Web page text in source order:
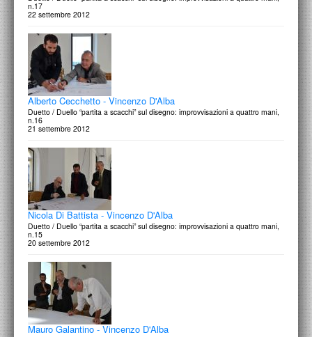
n.17
22 settembre 2012
Alberto Cecchetto - Vincenzo D'Alba
Duetto / Duello “partita a scacchi” sul disegno: improvvisazioni a quattro mani,
n.16
21 settembre 2012
Nicola Di Battista - Vincenzo D'Alba
Duetto / Duello “partita a scacchi” sul disegno: improvvisazioni a quattro mani,
n.15
20 settembre 2012
Mauro Galantino - Vincenzo D'Alba